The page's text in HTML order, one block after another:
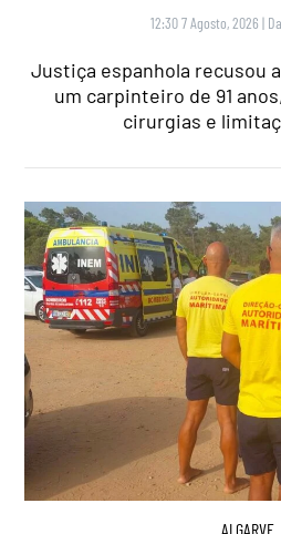
12:30 7 Agosto, 2026 |
Justiça espanhola recusou
um carpinteiro de 91
cirurgias e
ALGARVE